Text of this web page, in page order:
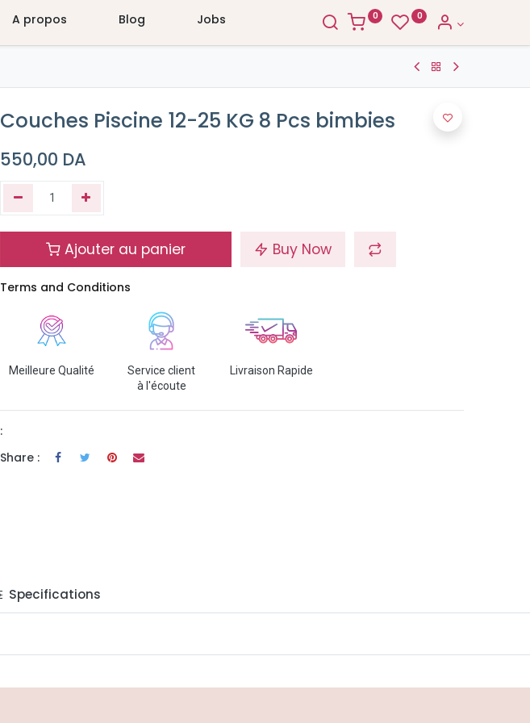
A propos Blog Jobs 0 0
Couches Piscine 12-25 KG 8 Pcs bimbies
550,00 DA
Ajouter au panier Buy Now
Terms and Conditions
Meilleure Qualité
Service client
à l'écoute
Livraison Rapide
:
Share :
Specifications